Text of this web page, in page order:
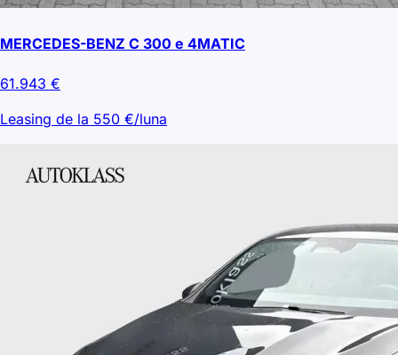
MERCEDES-BENZ C 300 e 4MATIC
61.943 €
Leasing de la 550 €/luna